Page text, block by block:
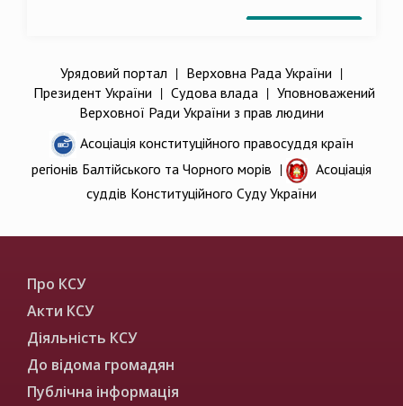
Урядовий портал | Верховна Рада України |
Президент України | Судова влада| Уповноважений
Верховної Ради України з прав людини
Асоціація конституційного правосуддя країн
регіонів Балтійського та Чорного морів |
Асоціація
суддів Конституційного Суду України
Про КСУ
Акти КСУ
Діяльність КСУ
До відома громадян
Публічна інформація